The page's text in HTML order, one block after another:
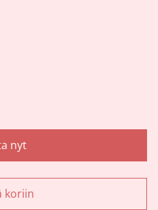
nyt
koriin